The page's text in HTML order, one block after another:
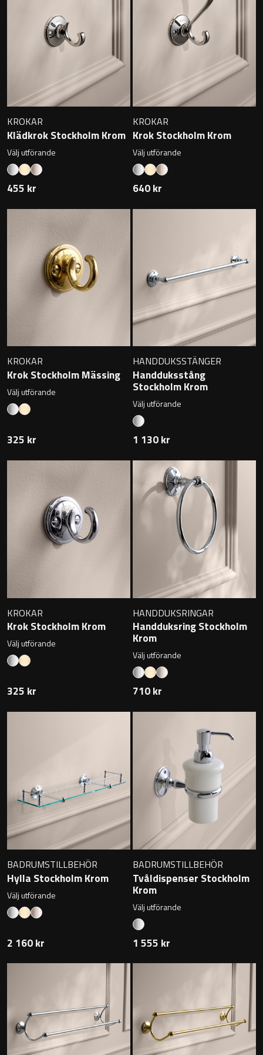
Speglar
Förvaring
Högskåp
Förvaringsskåp
Handfat
Heltäckande handfat
Underlimmat handfat
Handfat med piedestal
Tvättställsblandare
Bottenventiler
Toalettstolar
Vägghängd toalettstol
Toalettpappershållare
Krokar
Handduksstänger
Badkarshandtag
Duschkorgar
Hyllor
Sminkspeglar
Toalettborstset
Handtag & knoppar
Traditional
Atlanta
Bond
Boston
Metro
Montana
Orlando
Stockholm
Katalog
Projektsortiment
Skötselråd
Om Oss
Reservdelar
KROKAR
Klädkrok Stockholm Krom
Välj utförande
455 kr
KROKAR
Krok Stockholm Krom
Välj utförande
640 kr
KROKAR
Krok Stockholm Mässing
Välj utförande
325 kr
HANDDUKSSTÄNGER
Handduksstång
Stockholm Krom
Välj utförande
1 130 kr
KROKAR
Krok Stockholm Krom
Välj utförande
325 kr
HANDDUKSRINGAR
Handduksring Stockholm
Krom
Välj utförande
710 kr
BADRUMSTILLBEHÖR
Hylla Stockholm Krom
Välj utförande
2 160 kr
BADRUMSTILLBEHÖR
Tvåldispenser Stockholm
Krom
Välj utförande
1 555 kr